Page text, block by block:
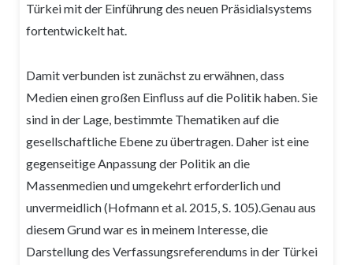
Türkei mit der Einführung des neuen Präsidialsystems
fortentwickelt hat.
Damit verbunden ist zunächst zu erwähnen, dass
Medien einen großen Einfluss auf die Politik haben. Sie
sind in der Lage, bestimmte Thematiken auf die
gesellschaftliche Ebene zu übertragen. Daher ist eine
gegenseitige Anpassung der Politik an die
Massenmedien und umgekehrt erforderlich und
unvermeidlich (Hofmann et al. 2015, S. 105).Genau aus
diesem Grund war es in meinem Interesse, die
Darstellung des Verfassungsreferendums in der Türkei